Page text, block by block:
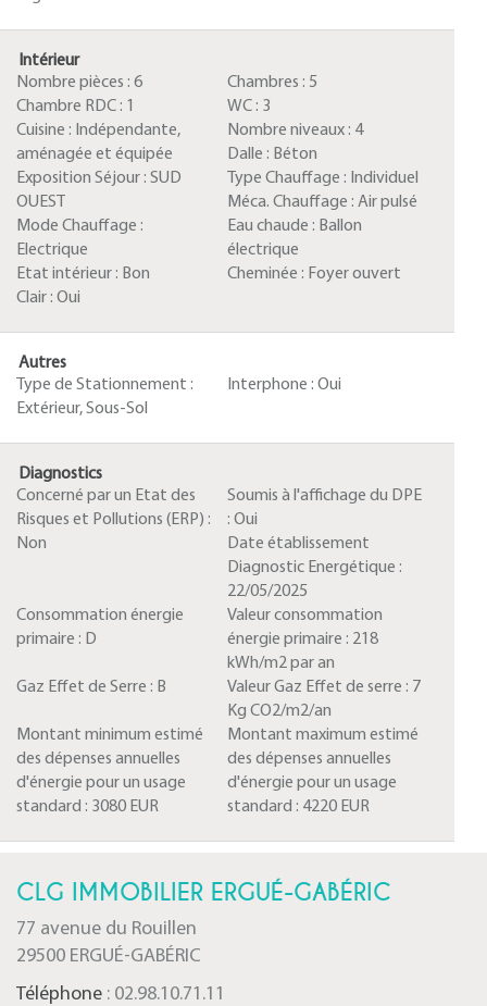
Intérieur
Nombre pièces : 6 Chambres : 5
Chambre RDC : 1 WC : 3
Cuisine : Indépendante,
aménagée et équipée
Nombre niveaux : 4
Dalle : Béton
Exposition Séjour : SUD
OUEST
Type Chauffage : Individuel
Méca. Chauffage : Air pulsé
Mode Chauffage :
Electrique
Eau chaude : Ballon
électrique
Etat intérieur : Bon Cheminée : Foyer ouvert
Clair : Oui
Autres
Type de Stationnement :
Extérieur, Sous-Sol
Interphone : Oui
Diagnostics
Concerné par un Etat des
Risques et Pollutions (ERP) :
Non
Soumis à l'affichage du DPE
: Oui
Date établissement
Diagnostic Energétique :
22/05/2025
Consommation énergie
primaire : D
Valeur consommation
énergie primaire : 218
kWh/m2 par an
Gaz Effet de Serre : B Valeur Gaz Effet de serre : 7
Kg CO2/m2/an
Montant minimum estimé
des dépenses annuelles
d'énergie pour un usage
standard : 3080 EUR
Montant maximum estimé
des dépenses annuelles
d'énergie pour un usage
standard : 4220 EUR
CLG IMMOBILIER ERGUÉ-GABÉRIC
77 avenue du Rouillen
29500 ERGUÉ-GABÉRIC
Téléphone : 02.98.10.71.11